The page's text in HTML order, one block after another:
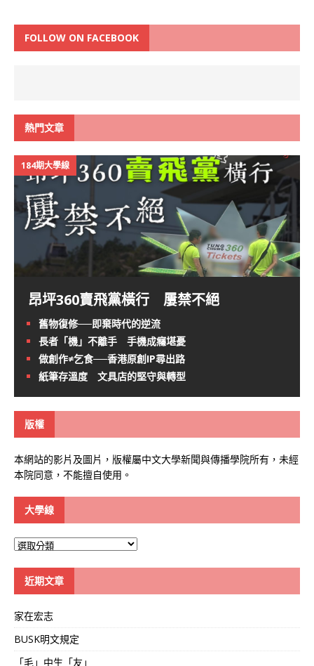
FOLLOW ON FACEBOOK
熱門文章
184期大學線
昂坪360賣飛黨橫行 屢禁不絕
舊物復修──即棄時代的逆流
長者「機」不離手 手機成癮堪憂
做創作≠乞食──香港原創IP尋出路
紙筆存溫度 文具店的堅守與轉型
版權
本網站的影片及圖片，版權屬中文大學新聞與傳播學院所有，未經
本院同意，不能擅自使用。
大學線
大
近期文章
家在宏志
BUSK明文規定
「毛」中生「友」